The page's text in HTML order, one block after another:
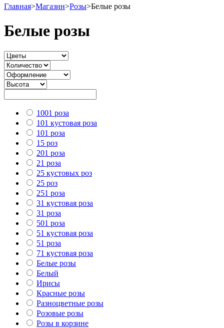
Главная>Магазин>Розы>Белые розы
Белые розы
1001 роза
101 кустовая роза
101 роза
15 роз
201 роза
21 роза
25 кустовых роз
25 роз
251 роза
31 кустовая роза
31 роза
501 роза
51 кустовая роза
51 роза
71 кустовая роза
Белые розы
Белый
Ирисы
Красные розы
Разноцветные розы
Розовые розы
Розы в корзине